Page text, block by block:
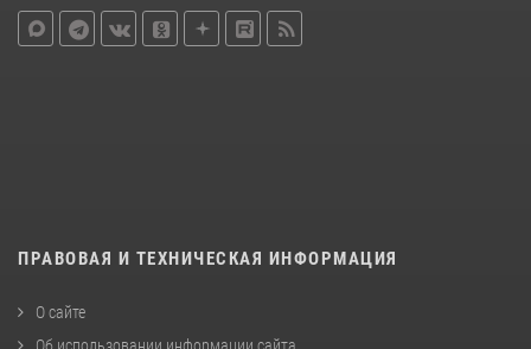
ПРАВОВАЯ И ТЕХНИЧЕСКАЯ ИНФОРМАЦИЯ
О сайте